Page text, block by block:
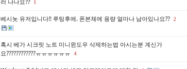
러 나나요??
1
베시놋 유저입니다!! 루팅후에. 폰본체에 용량 얼마나 남아있나요?? 2
혹시 베가 시크릿 노트 미니윈도우 삭제하는법 아시는분 계신가
요????????????ㅠㅠㅠㅠㅠㅠ
4